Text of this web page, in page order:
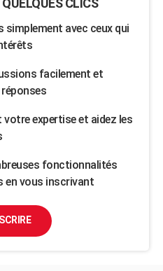
CLICS
simplement avec ceux qui
facilement et
expertise et aidez les
fonctionnalités
en vous inscrivant